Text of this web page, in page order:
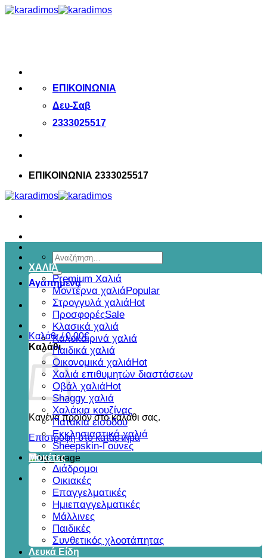
Μετάβαση
ΕΠΙΚΟΙΝΩΝΙΑ
Δευ-Σαβ
2333025517
ΕΠΙΚΟΙΝΩΝΙΑ 2333025517
Αναζήτηση
για:
Αγαπημένα
Καλάθι /0,00€
Καλάθι
Κανένα προϊόν στο καλάθι σας.
Επιστροφή στο κατάστημα
ΧΑΛΙΆ
Premium Χαλιά
Μοντέρνα χαλιά
Στρογγυλά χαλιά
Προσφορές
Κλασικά χαλιά
Καλοκαιρινά χαλιά
Παιδικά χαλιά
Οικονομικά χαλιά
Χαλιά επιθυμητών διαστάσεων
Οβάλ χαλιά
Shaggy χαλιά
Χαλάκια κουζίνας
Πατάκια εισόδου
Εκκλησιαστικά χαλιά
Sheepskin-Γούνες
Μοκέτες
Διάδρομοι
Οικιακές
Επαγγελματικές
Ημιεπαγγελματικές
Μάλλινες
Παιδικές
Συνθετικός χλοοτάπητας
Λευκά Είδη